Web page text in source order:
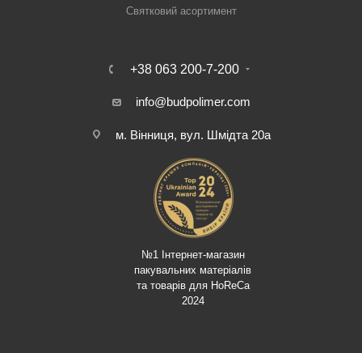
Святковий асортимент
+38 063 200-7-200
info@budpolimer.com
м. Вінниця, вул. Шмідта 20а
№1 Інтернет-магазин
пакувальних матеріалів
та товарів для HoReCa
2024